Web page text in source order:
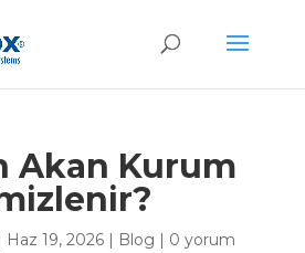
Akan Kurum
Haz 19, 2026| Blog | 0 yorum